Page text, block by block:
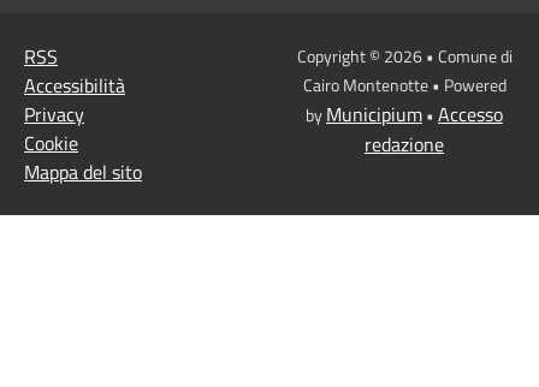
RSS
Accessibilità
Privacy
Cookie
Mappa del sito
Copyright © 2026 • Comune di
Cairo Montenotte • Powered
byMunicipium• Accesso
redazione